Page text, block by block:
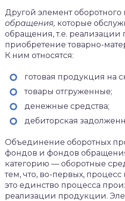
Другой элемент оборотного
обращения, которые
обращения, т.е. реализации
приобретение товарно-
К ним относятся:
готовая продукция на
товары отгруженные;
денежные средства;
дебиторская
Объединение оборотных
фондов и фондов
категорию — оборотные
тем, что, во-первых,
это единство процесса
реализации продукции.